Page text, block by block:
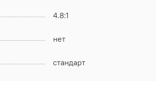
4.8:1
нет
стандарт